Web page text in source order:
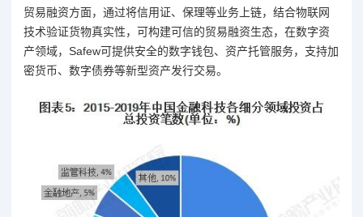
贸易融资方面，通过将信用证、保理等业务上链，结合物联网
技术验证货物真实性，可构建可信的贸易融资生态，在数字资
产领域，Safew可提供安全的数字钱包、资产托管服务，支持加
密货币、数字债券等新型资产发行交易。